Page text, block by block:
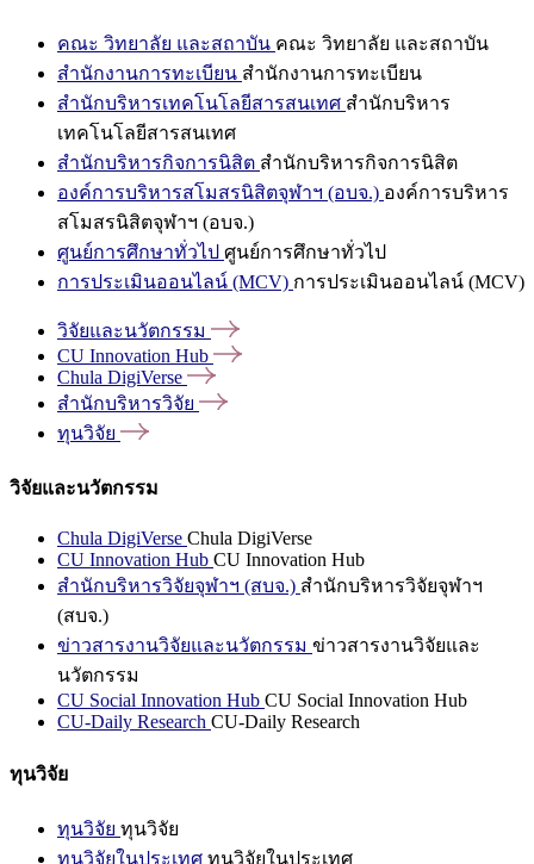
คณะ วิทยาลัย และสถาบัน คณะ วิทยาลัย และสถาบัน
สำนักงานการทะเบียน สำนักงานการทะเบียน
สำนักบริหารเทคโนโลยีสารสนเทศ สำนักบริหาร
เทคโนโลยีสารสนเทศ
สำนักบริหารกิจการนิสิต สำนักบริหารกิจการนิสิต
องค์การบริหารสโมสรนิสิตจุฬาฯ (อบจ.) องค์การบริหาร
สโมสรนิสิตจุฬาฯ (อบจ.)
ศูนย์การศึกษาทั่วไป ศูนย์การศึกษาทั่วไป
การประเมินออนไลน์ (MCV) การประเมินออนไลน์ (MCV)
วิจัยและนวัตกรรม
CU Innovation Hub
Chula DigiVerse
สำนักบริหารวิจัย
ทุนวิจัย
วิจัยและนวัตกรรม
Chula DigiVerse Chula DigiVerse
CU Innovation Hub CU Innovation Hub
สำนักบริหารวิจัยจุฬาฯ (สบจ.) สำนักบริหารวิจัยจุฬาฯ
(สบจ.)
ข่าวสารงานวิจัยและนวัตกรรม ข่าวสารงานวิจัยและ
นวัตกรรม
CU Social Innovation Hub CU Social Innovation Hub
CU-Daily Research CU-Daily Research
ทุนวิจัย
ทุนวิจัย ทุนวิจัย
ทุนวิจัยในประเทศ ทุนวิจัยในประเทศ